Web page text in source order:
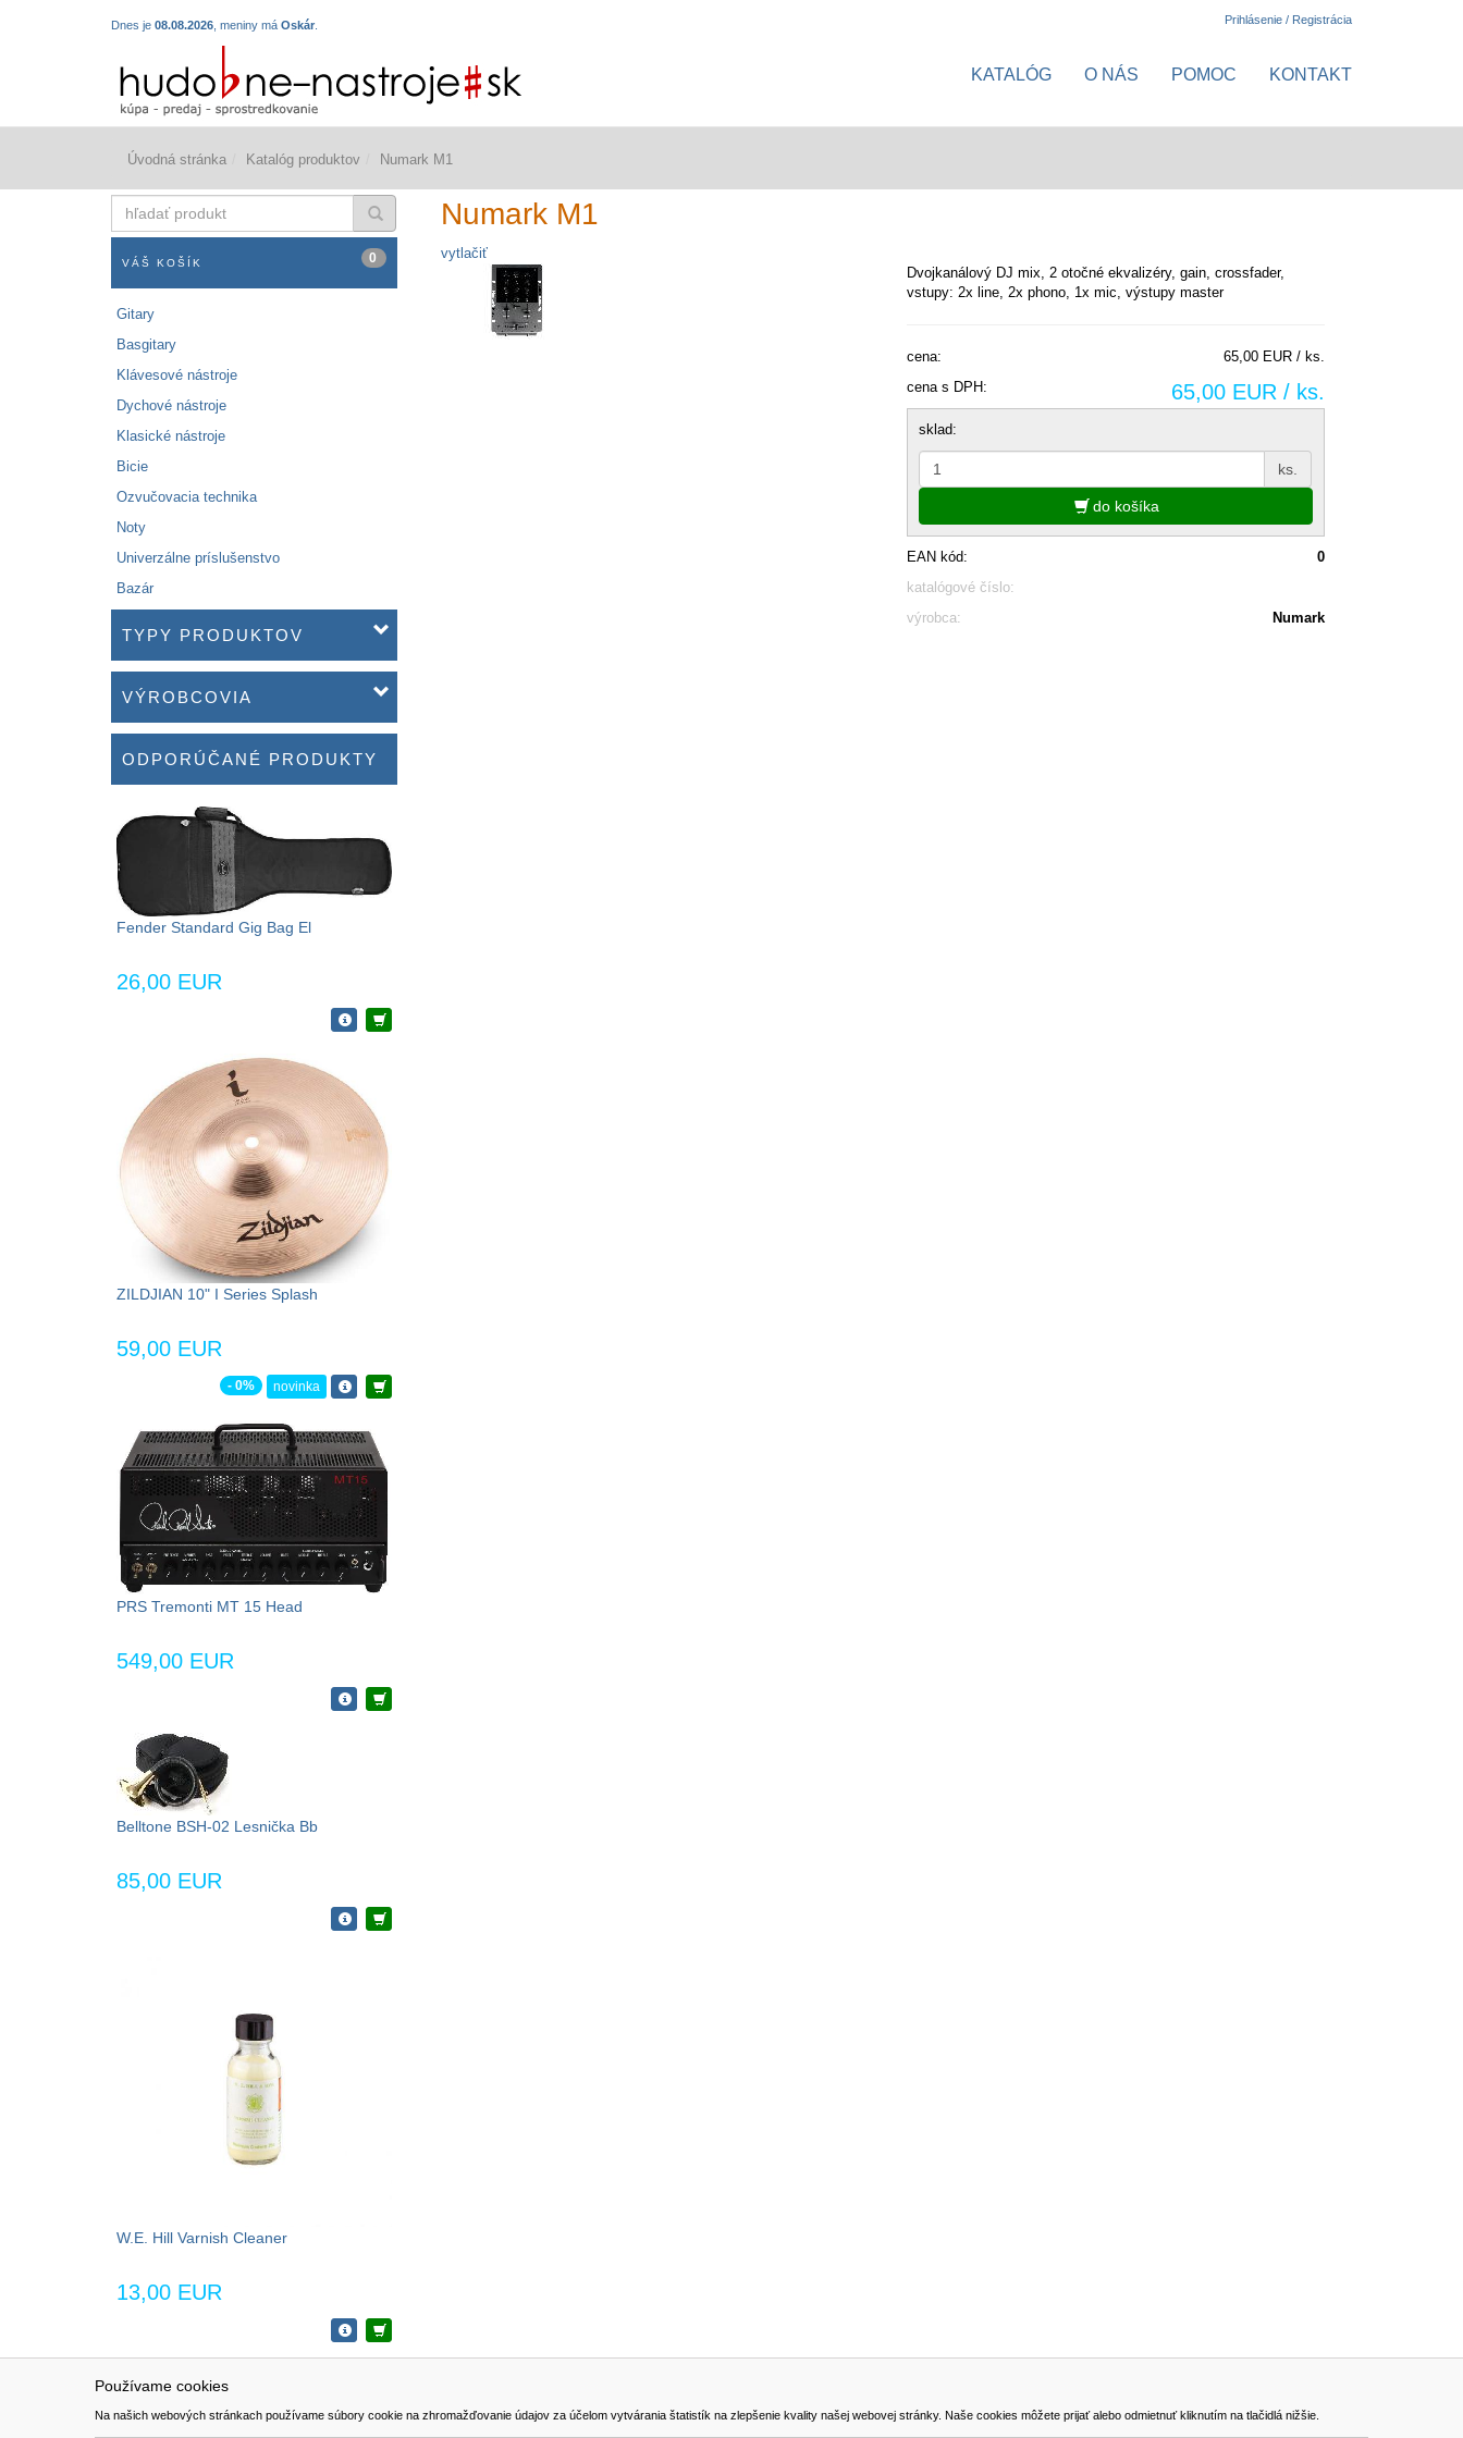
Používame cookies
Na našich webových stránkach používame súbory cookie na zhromažďovanie údajov za účelom vytvárania štatistík na zlepšenie kvality našej webovej stránky. Naše cookies môžete prijať alebo odmietnuť kliknutím na tlačidlá nižšie.
Dnes je 08.08.2026 , meniny má Oskár Prihlásenie / Registrácia
KATALÓG O NÁS POMOC KONTAKT
Úvodná stránka Katalóg produktov Numark M1
produkt
VÁŠ KOŠÍK 0
Gitary
Basgitary
Klávesové nástroje
Dychové nástroje
Klasické nástroje
Bicie
Ozvučovacia technika
Noty
Univerzálne príslušenstvo
Bazár
TYPY PRODUKTOV
VÝROBCOVIA
ODPORÚČANÉ PRODUKTY
Fender Standard Gig Bag El
26,00 EUR
ZILDJIAN 10" I Series Splash
59,00 EUR
- 0% novinka
PRS Tremonti MT 15 Head
549,00 EUR
Belltone BSH-02 Lesnička Bb
85,00 EUR
W.E. Hill Varnish Cleaner
13,00 EUR
Numark M1
vytlačiť
Dvojkanálový DJ mix, 2 otočné ekvalizéry, gain, crossfader,
vstupy: 2x line, 2x phono, 1x mic, výstupy master
cena:
65,00 EUR / ks.
cena s DPH:
65,00 EUR / ks.
sklad:
ks.
do košíka
EAN kód:
0
katalógové číslo:
výrobca:
Numark